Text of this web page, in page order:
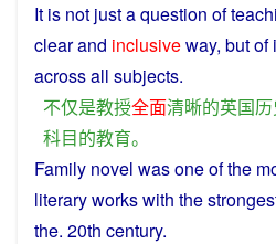
It is not just a question of
clearand inclusiveway, butof
acrossall subjects.
不仅是教授全面清晰的英国
科目的教育。
Family novel wasoneofthe
literaryworks with the
the. 20th century.